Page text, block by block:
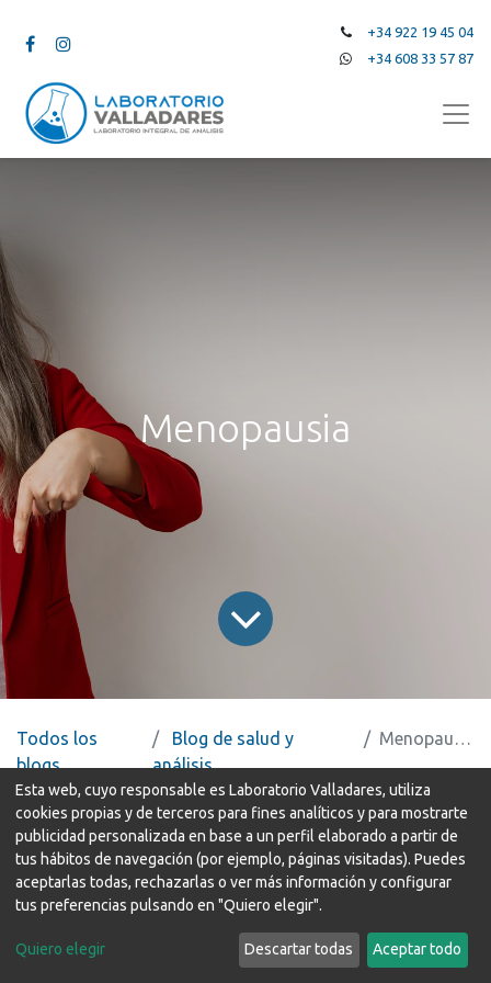
+34 922 19 45 04
+34 608 33 57 87
Menopausia
Todos los
blogs
Blog de salud y
análisis
Menopausia
La menopausia es una etapa natural en la vida de las mujeres
que marca el final de su ciclo reproductivo.
Suele ocurrir entre los 45 y 55 años, aunque cada mujer es única
y puede experimentarla antes o después. Este proceso, que
Esta web, cuyo responsable es Laboratorio Valladares, utiliza
cookies propias y de terceros para fines analíticos y para mostrarte
publicidad personalizada en base a un perfil elaborado a partir de
tus hábitos de navegación (por ejemplo, páginas visitadas). Puedes
aceptarlas todas, rechazarlas o ver más información y configurar
tus preferencias pulsando en "Quiero elegir".
Quiero elegir Descartar todas Aceptar todo